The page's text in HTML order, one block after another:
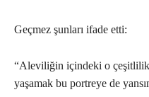
Geçmez şunları ifade etti:
“Aleviliğin içindeki o
yaşamak bu portreye de